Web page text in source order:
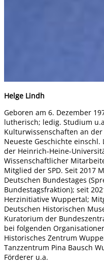
Helge Lindh
Geboren am 6. Dezember
lutherisch; ledig. Studium
Kulturwissenschaften an
Neueste Geschichte einschl.
der Heinrich-Heine-
Wissenschaftlicher
Mitglied der SPD. Seit 2017
Deutschen Bundestages
Bundestagsfraktion); seit
Herzinitiative Wuppertal;
Deutschen Historischen
Kuratorium der
bei folgenden
Historisches Zentrum
Tanzzentrum Pina Bausch
Förderer u.a.